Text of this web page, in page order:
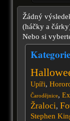
Žádný
(háčky a
Nebo si
Kategorie
Upíři,
Čarodějnice,
Žraloci,
Stephen